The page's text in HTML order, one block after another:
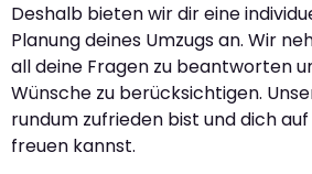
Deshalb bieten wir dir eine
Planung deines Umzugs an. Wir
all deine Fragen zu beantworten
Wünsche zu berücksichtigen.
rundum zufrieden bist und dich
freuen kannst.